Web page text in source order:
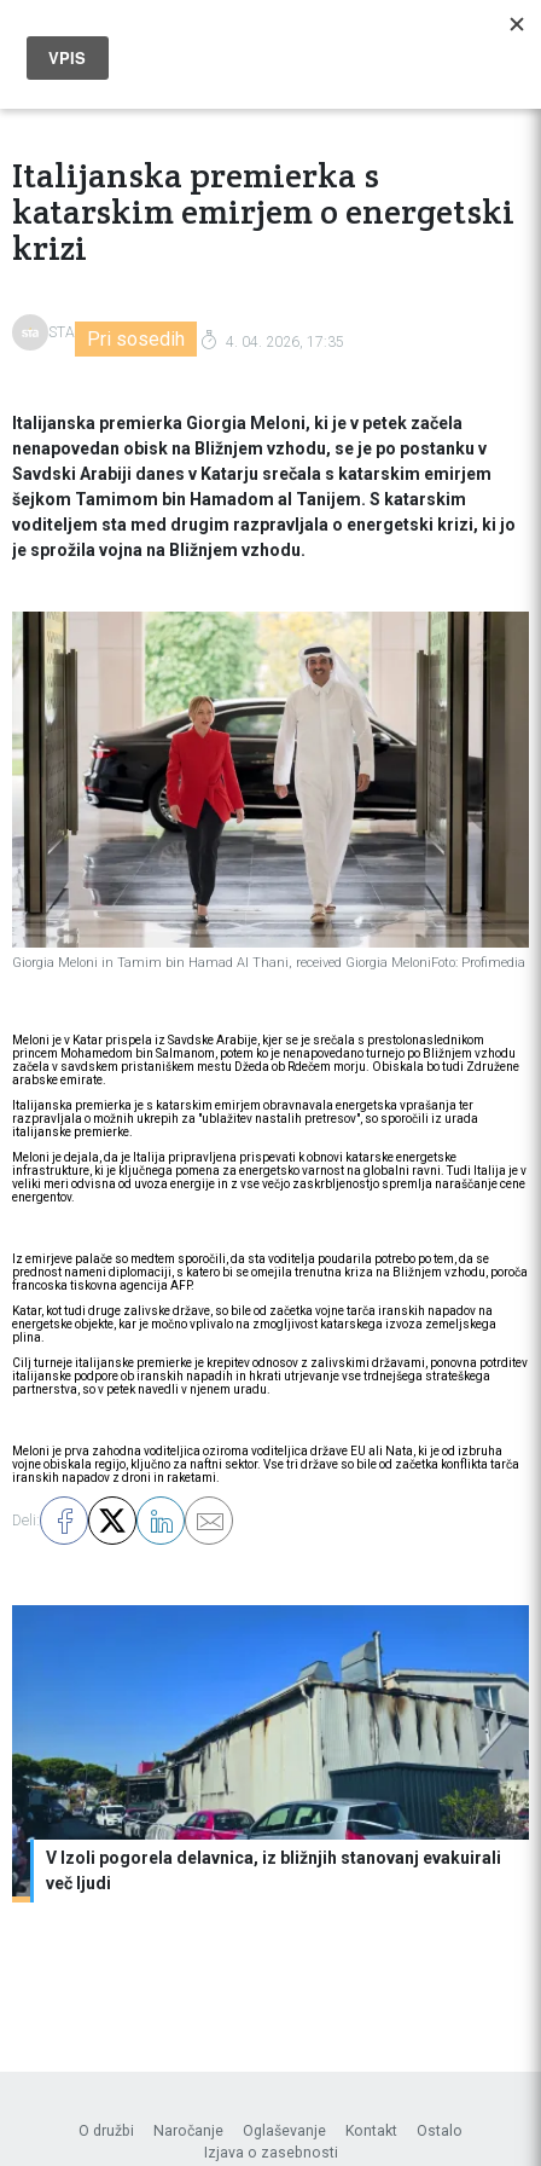
Italijanska premierka s
katarskim emirjem o energetski
krizi
STA Pri sosedih 4. 04. 2026, 17:35
Italijanska premierka Giorgia Meloni, ki je v petek začela
nenapovedan obisk na Bližnjem vzhodu, se je po postanku v
Savdski Arabiji danes v Katarju srečala s katarskim emirjem
šejkom Tamimom bin Hamadom al Tanijem. S katarskim
voditeljem sta med drugim razpravljala o energetski krizi, ki jo
je sprožila vojna na Bližnjem vzhodu.
Giorgia Meloni in Tamim bin Hamad Al Thani, received Giorgia MeloniFoto: Profimedia
Meloni je v Katar prispela iz Savdske Arabije, kjer se je srečala s prestolonaslednikom
princem Mohamedom bin Salmanom, potem ko je nenapovedano turnejo po Bližnjem vzhodu
začela v savdskem pristaniškem mestu Džeda ob Rdečem morju. Obiskala bo tudi Združene
arabske emirate.
Italijanska premierka je s katarskim emirjem obravnavala energetska vprašanja ter
razpravljala o možnih ukrepih za "ublažitev nastalih pretresov", so sporočili iz urada
italijanske premierke.
Meloni je dejala, da je Italija pripravljena prispevati k obnovi katarske energetske
infrastrukture, ki je ključnega pomena za energetsko varnost na globalni ravni. Tudi Italija je v
veliki meri odvisna od uvoza energije in z vse večjo zaskrbljenostjo spremlja naraščanje cene
energentov.
Iz emirjeve palače so medtem sporočili, da sta voditelja poudarila potrebo po tem, da se
prednost nameni diplomaciji, s katero bi se omejila trenutna kriza na Bližnjem vzhodu, poroča
francoska tiskovna agencija AFP.
Katar, kot tudi druge zalivske države, so bile od začetka vojne tarča iranskih napadov na
energetske objekte, kar je močno vplivalo na zmogljivost katarskega izvoza zemeljskega
plina.
Cilj turneje italijanske premierke je krepitev odnosov z zalivskimi državami, ponovna potrditev
italijanske podpore ob iranskih napadih in hkrati utrjevanje vse trdnejšega strateškega
partnerstva, so v petek navedli v njenem uradu.
Meloni je prva zahodna voditeljica oziroma voditeljica države EU ali Nata, ki je od izbruha
vojne obiskala regijo, ključno za naftni sektor. Vse tri države so bile od začetka konflikta tarča
iranskih napadov z droni in raketami.
Deli:
V Izoli pogorela delavnica, iz bližnjih stanovanj evakuirali
več ljudi
O družbi Naročanje Oglaševanje Kontakt
Ostalo
Izjava o zasebnosti